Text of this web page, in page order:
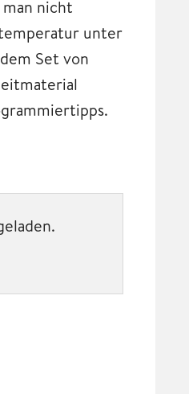
nicht
unter
Set von